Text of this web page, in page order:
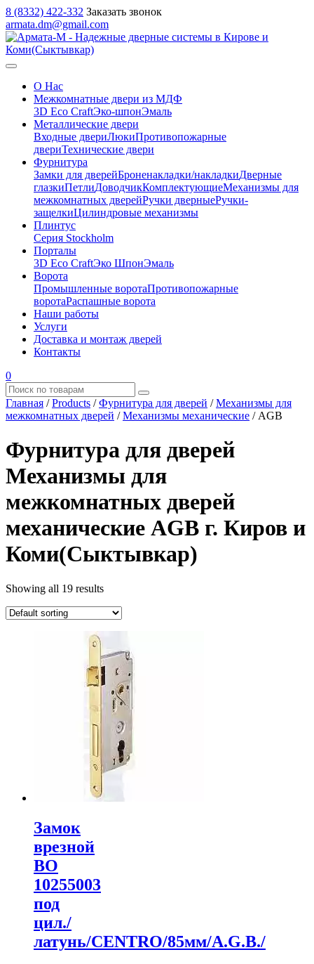
8 (8332) 422-332 Заказать звонок
armata.dm@gmail.com
О Нас
Межкомнатные двери из МДФ
3D Eco CraftЭко-шпонЭмаль
Металлические двери
Входные двериЛюкиПротивопожарные
двериТехнические двери
Фурнитура
Замки для дверейБроненакладки/накладкиДверные
глазкиПетлиДоводчикКомплектующиеМеханизмы для
межкомнатных дверейРучки дверныеРучки-
защелкиЦилиндровые механизмы
Плинтус
Серия Stockholm
Порталы
3D Eco CraftЭко ШпонЭмаль
Ворота
Промышленные воротаПротивопожарные
воротаРаспашные ворота
Наши работы
Услуги
Доставка и монтаж дверей
Контакты
0
Главная /Products /Фурнитура для дверей /Механизмы для
межкомнатных дверей /Механизмы механические / AGB
Фурнитура для дверей
Механизмы для
межкомнатных дверей
механические AGB г. Киров и
Коми(Сыктывкар)
Showing all 19 results
Замок
врезной
ВО
10255003
под
цил./
латунь/CENTRO/85мм/A.G.B./